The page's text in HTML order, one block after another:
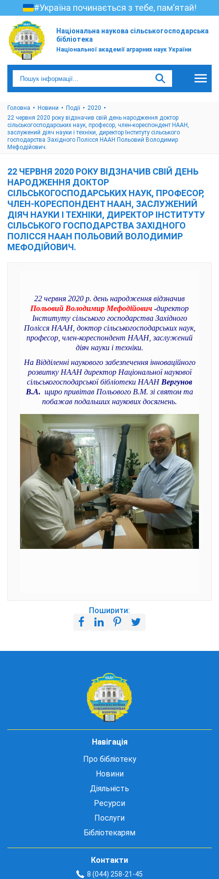
#Україна починається з тебе, пам’ятай!
Національна наукова сільськогосподарська
бібліотека
Національної академії аграрних наук України
Головна Новини Події
2020
22 червня 2020 року відзначив свій день народження доктор
сільськогосподарських наук, професор, член-кореспондент НААН,
заслужений діяч науки і техніки, директор Інституту сільського
господарства Західного Полісся НААН Польовий Володимир
Мефодійович.
22 ЧЕРВНЯ 2020 РОКУ ВІДЗНАЧИВ СВІЙ ДЕНЬ
НАРОДЖЕННЯ ДОКТОР
СІЛЬСЬКОГОСПОДАРСЬКИХ НАУК, ПРОФЕСОР,
ЧЛЕН-КОРЕСПОНДЕНТ НААН, ЗАСЛУЖЕНИЙ
ДІЯЧ НАУКИ І ТЕХНІКИ, ДИРЕКТОР ІНСТИТУТУ
СІЛЬСЬКОГО ГОСПОДАРСТВА ЗАХІДНОГО
ПОЛІССЯ НААН ПОЛЬОВИЙ ВОЛОДИМИР
МЕФОДІЙОВИЧ.
22 червня 2020 р. день народження відзначив
Польовий Володимир Мефодійович -директор
Інституту сільського господарства Західного
Полісся НААН, доктор сільськогосподарських наук,
професор, член-кореспондент НААН, заслужений
діяч науки і техніки.
На Відділенні наукового забезпечення інноваційного
розвитку НААН директор Національної наукової
сільськогосподарської бібліотеки НААН Вергунов
В.А. щиро привітав Польового В.М. зі святом та
побажав подальших наукових досягнень.
Поширити:
Навігація
Про бібліотеку
Новини
Діяльність
Ресурси
Послуги
Бібліотекарям
Контакти
8 (044) 258-21-45